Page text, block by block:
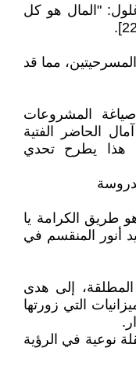
"المال هو كل
مما قد
د. فايزة حلمي[23]: "صياغة المشروعات
الحاضر الفتية
هذا يطرح تحدي
طريق الكرامة يا
أنور المنقسم في
إلى هدى
التي زورتها
نوعية في الرؤية